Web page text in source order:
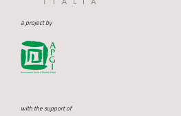
a project by
with the support of